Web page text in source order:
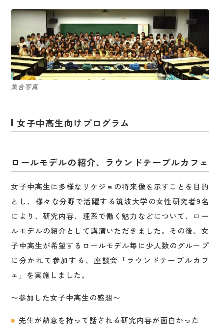
集合写真
女子中高生向けプログラム
ロールモデルの紹介、ラウンドテーブルカフェ
女子中高生に多様なリケジョの将来像を示すことを目的
とし、様々な分野で活躍する筑波大学の女性研究者9名
により、研究内容、理系で働く魅力などについて、ロー
ルモデルの紹介として講演いただきました。その後、女
子中高生が希望するロールモデル毎に少人数のグループ
に分かれて参加する、座談会「ラウンドテーブルカフ
ェ」を実施しました。
〜参加した女子中高生の感想〜
先生が熱意を持って話される研究内容が面白かった